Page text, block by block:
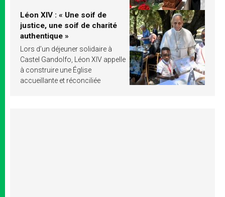
Léon XIV : « Une soif de
justice, une soif de charité
authentique »
Lors d’un déjeuner solidaire à
Castel Gandolfo, Léon XIV appelle
à construire une Église
accueillante et réconciliée